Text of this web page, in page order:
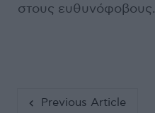
στους ευθυνόφοβους.
Previous Article